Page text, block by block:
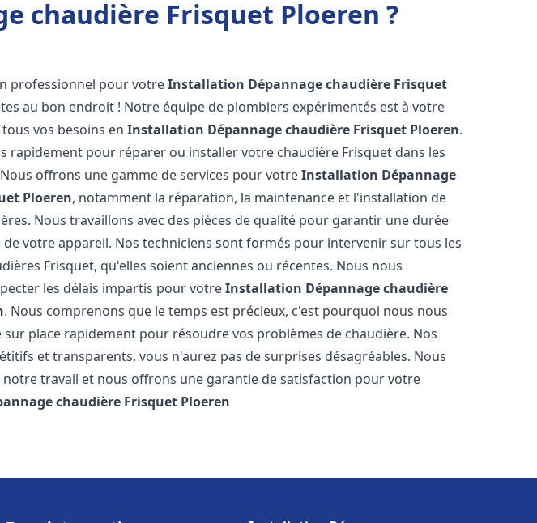
chaudière Frisquet Ploeren ?
professionnel pour votreInstallation Dépannage chaudière Frisquet
au bon endroit ! Notre équipe de plombiers expérimentés est à votre
vos besoins enInstallation Dépannage chaudière Frisquet Ploeren.
rapidement pour réparer ou installer votre chaudière Frisquet dans les
offrons une gamme de services pour votreInstallation Dépannage
Ploeren, notamment la réparation, la maintenance et l'installation de
Nous travaillons avec des pièces de qualité pour garantir une durée
de votre appareil. Nos techniciens sont formés pour intervenir sur tous les
Frisquet, qu'elles soient anciennes ou récentes. Nous nous
les délais impartis pour votreInstallation Dépannage chaudière
. Nous comprenons que le temps est précieux, c'est pourquoi nous nous
sur place rapidement pour résoudre vos problèmes de chaudière. Nos
et transparents, vous n'aurez pas de surprises désagréables. Nous
notre travail et nous offrons une garantie de satisfaction pour votre
chaudière Frisquet Ploeren